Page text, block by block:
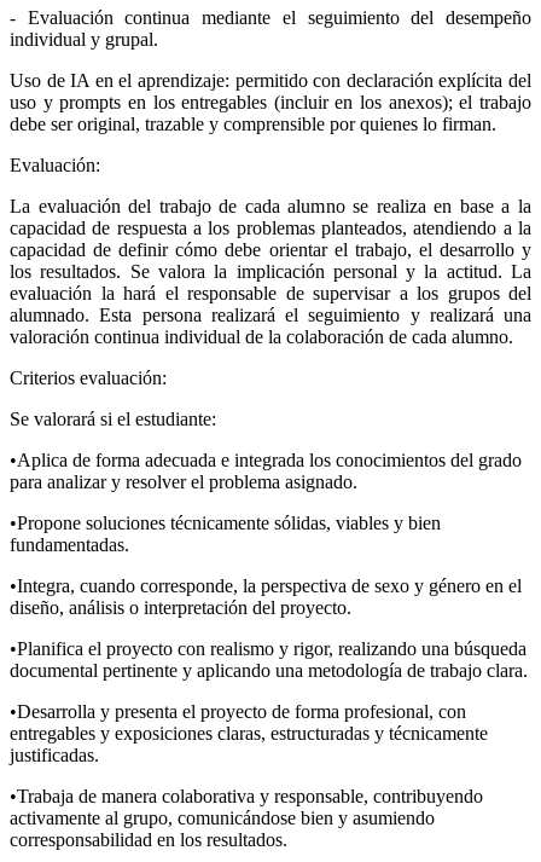
- Evaluación continua mediante el seguimiento del desempeño
individual y grupal.
Uso de IA en el aprendizaje: permitido con declaración explícita del
uso y prompts en los entregables (incluir en los anexos); el trabajo
debe ser original, trazable y comprensible por quienes lo firman.
Evaluación:
La evaluación del trabajo de cada alumno se realiza en base a la
capacidad de respuesta a los problemas planteados, atendiendo a la
capacidad de definir cómo debe orientar el trabajo, el desarrollo y
los resultados. Se valora la implicación personal y la actitud. La
evaluación la hará el responsable de supervisar a los grupos del
alumnado. Esta persona realizará el seguimiento y realizará una
valoración continua individual de la colaboración de cada alumno.
Criterios evaluación:
Se valorará si el estudiante:
•Aplica de forma adecuada e integrada los conocimientos del grado
para analizar y resolver el problema asignado.
•Propone soluciones técnicamente sólidas, viables y bien
fundamentadas.
•Integra, cuando corresponde, la perspectiva de sexo y género en el
diseño, análisis o interpretación del proyecto.
•Planifica el proyecto con realismo y rigor, realizando una búsqueda
documental pertinente y aplicando una metodología de trabajo clara.
•Desarrolla y presenta el proyecto de forma profesional, con
entregables y exposiciones claras, estructuradas y técnicamente
justificadas.
•Trabaja de manera colaborativa y responsable, contribuyendo
activamente al grupo, comunicándose bien y asumiendo
corresponsabilidad en los resultados.